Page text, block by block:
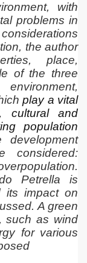
with
problems in
the author
place,
of the three
play a vital
cultural and
population
considered:
Petrella is
its impact on
A green
such as wind
for various